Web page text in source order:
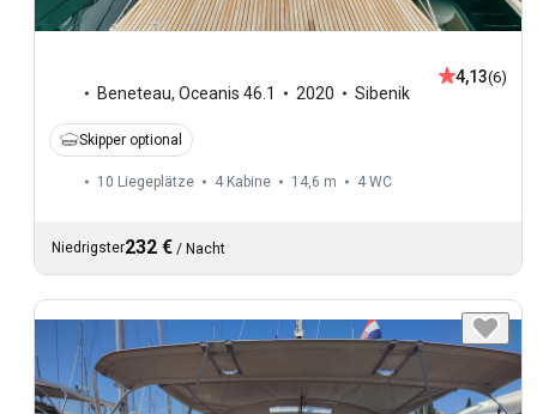
Beneteau, Oceanis 46.1 2020 Sibenik
4,13(6)
Skipper optional
10 Liegeplätze 4 Kabine 14,6 m 4 WC
Niedrigster232 € / Nacht